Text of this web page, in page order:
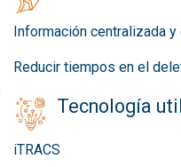
Información centralizada y
Reducir tiempos en el
Tecnología
iTRACS